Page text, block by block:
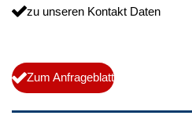
zu unseren Kontakt Daten
Zum Anfrageblatt